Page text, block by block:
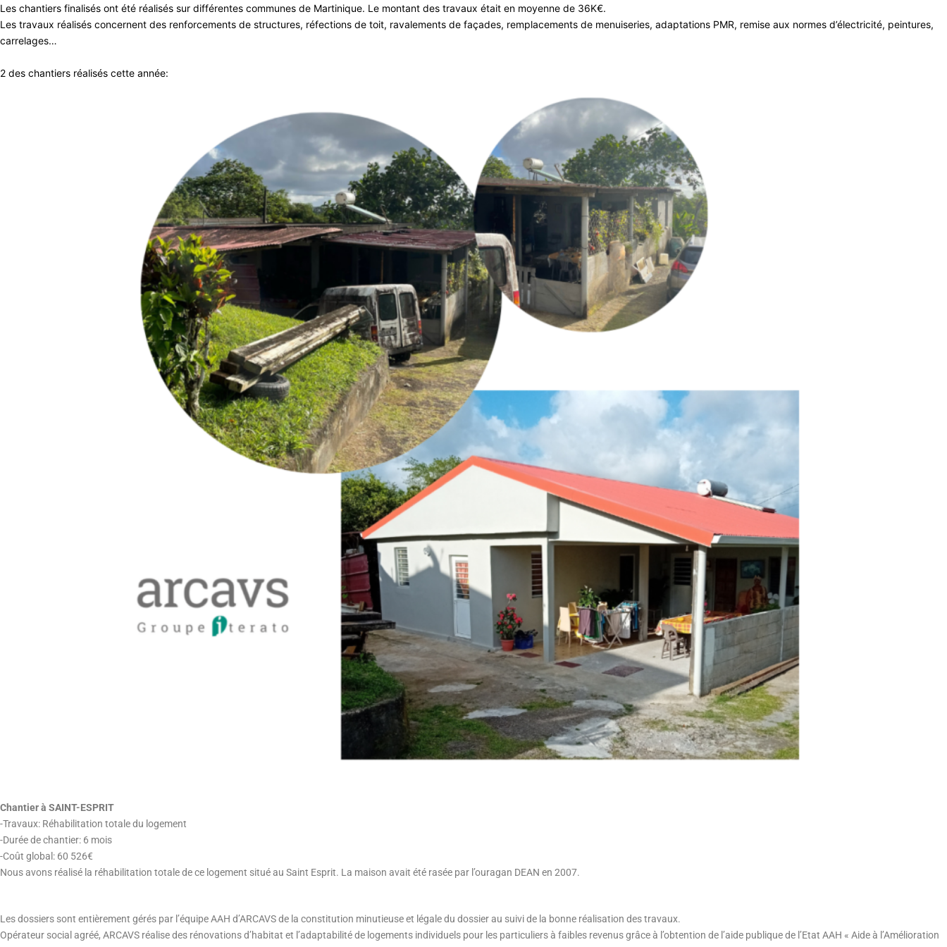
Les chantiers finalisés ont été réalisés sur différentes communes de Martinique. Le montant des travaux était en moyenne de 36K€.
Les travaux réalisés concernent des renforcements de structures, réfections de toit, ravalements de façades, remplacements de menuiseries, adaptations PMR, remise aux normes d’électricité, peintures,
carrelages…
2 des chantiers réalisés cette année:
Chantier à SAINT-ESPRIT
-Travaux: Réhabilitation totale du logement
-Durée de chantier: 6 mois
-Coût global: 60 526€
Nous avons réalisé la réhabilitation totale de ce logement situé au Saint Esprit. La maison avait été rasée par l’ouragan DEAN en 2007.
Les dossiers sont entièrement gérés par l’équipe AAH d’ARCAVS de la constitution minutieuse et légale du dossier au suivi de la bonne réalisation des travaux.
Opérateur social agréé, ARCAVS réalise des rénovations d’habitat et l’adaptabilité de logements individuels pour les particuliers à faibles revenus grâce à l’obtention de l’aide publique de l’Etat AAH « Aide à l’Amélioration